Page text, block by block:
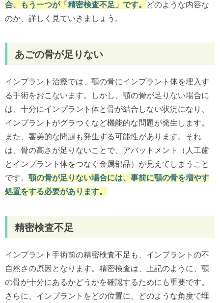
合、もう一つが「精密検査不足」です。
どのような内容な
のか、詳しく見ていきましょう。
あごの骨が足りない
インプラント治療では、顎の骨にインプラント体を埋入す
る手術をおこないます。しかし、顎の骨が足りない場合に
は、十分にインプラント体と骨が結合しない状況になり、
インプラントがグラつくなど機能的な問題が発生します。
また、審美的な問題も発生する可能性があります。それ
は、骨の高さが足りないことで、アバットメント（人工歯
とインプラント体をつなぐ金属部品）が見えてしまうこと
です。 顎の骨が足りない場合には、事前に顎の骨を増やす
処置をする必要があります。
精密検査不足
インプラント手術前の精密検査不足も、インプラントの不
自然さの原因となります。精密検査は、上記のように、顎
の骨が十分にあるかどうかを確認するためにも重要です。
さらに、インプラントをどの位置に、どのような角度で埋